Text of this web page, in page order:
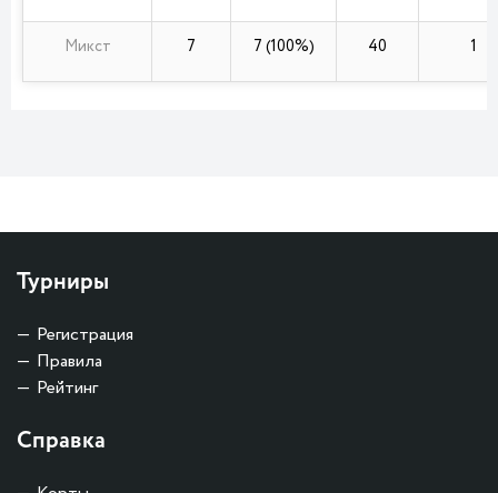
Микст 7 7 (100%) 40 1
Турниры
Регистрация
Правила
Рейтинг
Справка